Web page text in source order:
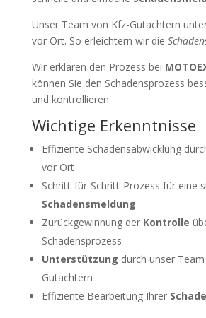
Unser Team von Kfz-Gutachtern
vor Ort. So erleichtern wir die
Wir erklären den Prozess bei
können Sie den Schadensprozess
und kontrollieren.
Wichtige Erkenntnisse
Effiziente Schadensabwicklung
vor Ort
Schritt-für-Schritt-Prozess für eine
Schadensmeldung
Zurückgewinnung der Kontrolle
Schadensprozess
Unterstützung durch unser
Gutachtern
Effiziente Bearbeitung Ihrer